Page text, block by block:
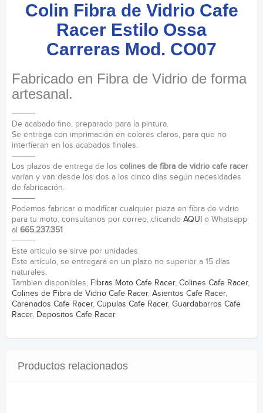
Colin Fibra de Vidrio Cafe
Racer Estilo Ossa
Carreras Mod. CO07
Fabricado en Fibra de Vidrio de forma
artesanal.
----------
De acabado fino, preparado para la pintura.
Se entrega con imprimación en colores claros, para que no
interfieran en los acabados finales.
----------
Los plazos de entrega de los colines de fibra de vidrio cafe racer
varían y van desde los dos a los cinco días según necesidades
de fabricación.
----------
Podemos fabricar o modificar cualquier pieza en fibra de vidrio
para tu moto, consultanos por correo, clicando AQUI o Whatsapp
al 665.237.351
----------
Este articulo se sirve por unidades.
Este artículo, se entregará en un plazo no superior a 15 días
naturales.
Tambien disponibles, Fibras Moto Cafe Racer, Colines Cafe Racer,
Colines de Fibra de Vidrio Cafe Racer, Asientos Cafe Racer,
Carenados Cafe Racer, Cupulas Cafe Racer, Guardabarros Cafe
Racer, Depositos Cafe Racer.
Productos relacionados